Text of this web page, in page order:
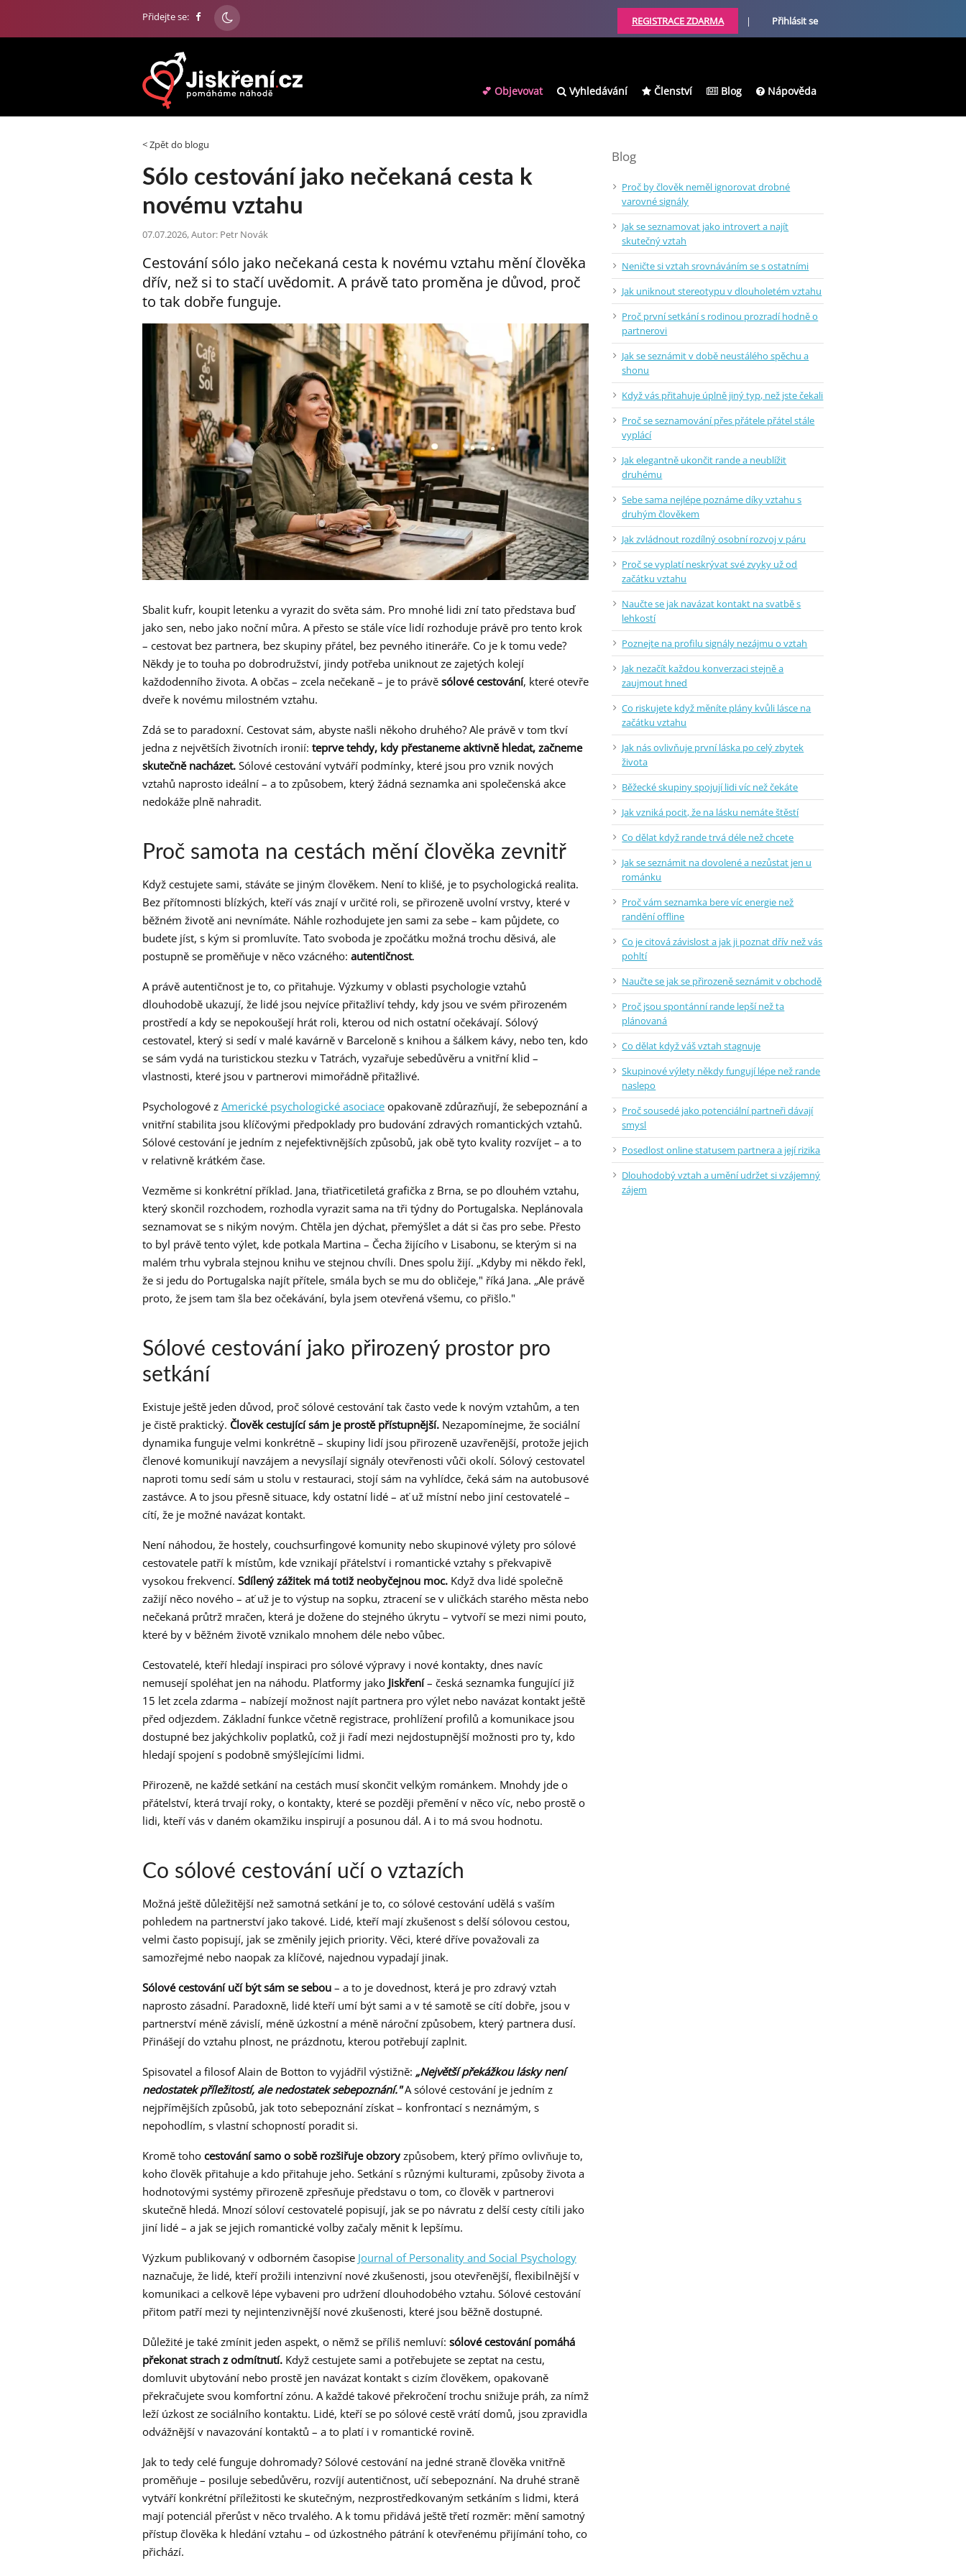
Přidejte se: REGISTRACE ZDARMA | Přihlásit se
💕 Objevovat Vyhledávání Členství Blog Nápověda
< Zpět do blogu
Sólo cestování jako nečekaná cesta k
novému vztahu
07.07.2026, Autor: Petr Novák
Cestování sólo jako nečekaná cesta k novému vztahu mění člověka
dřív, než si to stačí uvědomit. A právě tato proměna je důvod, proč
to tak dobře funguje.
Sbalit kufr, koupit letenku a vyrazit do světa sám. Pro mnohé lidi zní tato představa buď
jako sen, nebo jako noční můra. A přesto se stále více lidí rozhoduje právě pro tento krok
– cestovat bez partnera, bez skupiny přátel, bez pevného itineráře. Co je k tomu vede?
Někdy je to touha po dobrodružství, jindy potřeba uniknout ze zajetých kolejí
každodenního života. A občas – zcela nečekaně – je to právě sólové cestování, které otevře
dveře k novému milostném vztahu.
Zdá se to paradoxní. Cestovat sám, abyste našli někoho druhého? Ale právě v tom tkví
jedna z největších životních ironií: teprve tehdy, kdy přestaneme aktivně hledat, začneme
skutečně nacházet. Sólové cestování vytváří podmínky, které jsou pro vznik nových
vztahů naprosto ideální – a to způsobem, který žádná seznamka ani společenská akce
nedokáže plně nahradit.
Proč samota na cestách mění člověka zevnitř
Když cestujete sami, stáváte se jiným člověkem. Není to klišé, je to psychologická realita.
Bez přítomnosti blízkých, kteří vás znají v určité roli, se přirozeně uvolní vrstvy, které v
běžném životě ani nevnímáte. Náhle rozhodujete jen sami za sebe – kam půjdete, co
budete jíst, s kým si promluvíte. Tato svoboda je zpočátku možná trochu děsivá, ale
postupně se proměňuje v něco vzácného: autentičnost.
A právě autentičnost je to, co přitahuje. Výzkumy v oblasti psychologie vztahů
dlouhodobě ukazují, že lidé jsou nejvíce přitažliví tehdy, kdy jsou ve svém přirozeném
prostředí a kdy se nepokoušejí hrát roli, kterou od nich ostatní očekávají. Sólový
cestovatel, který si sedí v malé kavárně v Barceloně s knihou a šálkem kávy, nebo ten, kdo
se sám vydá na turistickou stezku v Tatrách, vyzařuje sebedůvěru a vnitřní klid –
vlastnosti, které jsou v partnerovi mimořádně přitažlivé.
Psychologové z Americké psychologické asociace opakovaně zdůrazňují, že sebepoznání a
vnitřní stabilita jsou klíčovými předpoklady pro budování zdravých romantických vztahů.
Sólové cestování je jedním z nejefektivnějších způsobů, jak obě tyto kvality rozvíjet – a to
v relativně krátkém čase.
Vezměme si konkrétní příklad. Jana, třiatřicetiletá grafička z Brna, se po dlouhém vztahu,
který skončil rozchodem, rozhodla vyrazit sama na tři týdny do Portugalska. Neplánovala
seznamovat se s nikým novým. Chtěla jen dýchat, přemýšlet a dát si čas pro sebe. Přesto
to byl právě tento výlet, kde potkala Martina – Čecha žijícího v Lisabonu, se kterým si na
malém trhu vybrala stejnou knihu ve stejnou chvíli. Dnes spolu žijí. „Kdyby mi někdo řekl,
že si jedu do Portugalska najít přítele, smála bych se mu do obličeje," říká Jana. „Ale právě
proto, že jsem tam šla bez očekávání, byla jsem otevřená všemu, co přišlo."
Sólové cestování jako přirozený prostor pro
setkání
Existuje ještě jeden důvod, proč sólové cestování tak často vede k novým vztahům, a ten
je čistě praktický. Člověk cestující sám je prostě přístupnější. Nezapomínejme, že sociální
dynamika funguje velmi konkrétně – skupiny lidí jsou přirozeně uzavřenější, protože jejich
členové komunikují navzájem a nevysílají signály otevřenosti vůči okolí. Sólový cestovatel
naproti tomu sedí sám u stolu v restauraci, stojí sám na vyhlídce, čeká sám na autobusové
zastávce. A to jsou přesně situace, kdy ostatní lidé – ať už místní nebo jiní cestovatelé –
cítí, že je možné navázat kontakt.
Není náhodou, že hostely, couchsurfingové komunity nebo skupinové výlety pro sólové
cestovatele patří k místům, kde vznikají přátelství i romantické vztahy s překvapivě
vysokou frekvencí. Sdílený zážitek má totiž neobyčejnou moc. Když dva lidé společně
zažijí něco nového – ať už je to výstup na sopku, ztracení se v uličkách starého města nebo
nečekaná průtrž mračen, která je dožene do stejného úkrytu – vytvoří se mezi nimi pouto,
které by v běžném životě vznikalo mnohem déle nebo vůbec.
Cestovatelé, kteří hledají inspiraci pro sólové výpravy i nové kontakty, dnes navíc
nemusejí spoléhat jen na náhodu. Platformy jako Jiskření– česká seznamka fungující již
15 let zcela zdarma – nabízejí možnost najít partnera pro výlet nebo navázat kontakt ještě
před odjezdem. Základní funkce včetně registrace, prohlížení profilů a komunikace jsou
dostupné bez jakýchkoliv poplatků, což ji řadí mezi nejdostupnější možnosti pro ty, kdo
hledají spojení s podobně smýšlejícími lidmi.
Přirozeně, ne každé setkání na cestách musí skončit velkým románkem. Mnohdy jde o
přátelství, která trvají roky, o kontakty, které se později přemění v něco víc, nebo prostě o
lidi, kteří vás v daném okamžiku inspirují a posunou dál. A i to má svou hodnotu.
Co sólové cestování učí o vztazích
Možná ještě důležitější než samotná setkání je to, co sólové cestování udělá s vaším
pohledem na partnerství jako takové. Lidé, kteří mají zkušenost s delší sólovou cestou,
velmi často popisují, jak se změnily jejich priority. Věci, které dříve považovali za
samozřejmé nebo naopak za klíčové, najednou vypadají jinak.
Sólové cestování učí být sám se sebou – a to je dovednost, která je pro zdravý vztah
naprosto zásadní. Paradoxně, lidé kteří umí být sami a v té samotě se cítí dobře, jsou v
partnerství méně závislí, méně úzkostní a méně nároční způsobem, který partnera dusí.
Přinášejí do vztahu plnost, ne prázdnotu, kterou potřebují zaplnit.
Spisovatel a filosof Alain de Botton to vyjádřil výstižně: „Největší překážkou lásky není
nedostatek příležitostí, ale nedostatek sebepoznání."A sólové cestování je jedním z
nejpřímějších způsobů, jak toto sebepoznání získat – konfrontací s neznámým, s
nepohodlím, s vlastní schopností poradit si.
Kromě toho cestování samo o sobě rozšiřuje obzoryzpůsobem, který přímo ovlivňuje to,
koho člověk přitahuje a kdo přitahuje jeho. Setkání s různými kulturami, způsoby života a
hodnotovými systémy přirozeně zpřesňuje představu o tom, co člověk v partnerovi
skutečně hledá. Mnozí sóloví cestovatelé popisují, jak se po návratu z delší cesty cítili jako
jiní lidé – a jak se jejich romantické volby začaly měnit k lepšímu.
Výzkum publikovaný v odborném časopise Journal of Personality and Social Psychology
naznačuje, že lidé, kteří prožili intenzivní nové zkušenosti, jsou otevřenější, flexibilnější v
komunikaci a celkově lépe vybaveni pro udržení dlouhodobého vztahu. Sólové cestování
přitom patří mezi ty nejintenzivnější nové zkušenosti, které jsou běžně dostupné.
Důležité je také zmínit jeden aspekt, o němž se příliš nemluví: sólové cestování pomáhá
překonat strach z odmítnutí. Když cestujete sami a potřebujete se zeptat na cestu,
domluvit ubytování nebo prostě jen navázat kontakt s cizím člověkem, opakovaně
překračujete svou komfortní zónu. A každé takové překročení trochu snižuje práh, za nímž
leží úzkost ze sociálního kontaktu. Lidé, kteří se po sólové cestě vrátí domů, jsou zpravidla
odvážnější v navazování kontaktů – a to platí i v romantické rovině.
Jak to tedy celé funguje dohromady? Sólové cestování na jedné straně člověka vnitřně
proměňuje – posiluje sebedůvěru, rozvíjí autentičnost, učí sebepoznání. Na druhé straně
vytváří konkrétní příležitosti ke skutečným, nezprostředkovaným setkáním s lidmi, která
mají potenciál přerůst v něco trvalého. A k tomu přidává ještě třetí rozměr: mění samotný
přístup člověka k hledání vztahu – od úzkostného pátrání k otevřenému přijímání toho, co
přichází.
Blog
Proč by člověk neměl ignorovat drobné
varovné signály
Jak se seznamovat jako introvert a najít
skutečný vztah
Neničte si vztah srovnáváním se s ostatními
Jak uniknout stereotypu v dlouholetém vztahu
Proč první setkání s rodinou prozradí hodně o
partnerovi
Jak se seznámit v době neustálého spěchu a
shonu
Když vás přitahuje úplně jiný typ, než jste čekali
Proč se seznamování přes přátele přátel stále
vyplácí
Jak elegantně ukončit rande a neublížit
druhému
Sebe sama nejlépe poznáme díky vztahu s
druhým člověkem
Jak zvládnout rozdílný osobní rozvoj v páru
Proč se vyplatí neskrývat své zvyky už od
začátku vztahu
Naučte se jak navázat kontakt na svatbě s
lehkostí
Poznejte na profilu signály nezájmu o vztah
Jak nezačít každou konverzaci stejně a
zaujmout hned
Co riskujete když měníte plány kvůli lásce na
začátku vztahu
Jak nás ovlivňuje první láska po celý zbytek
života
Běžecké skupiny spojují lidi víc než čekáte
Jak vzniká pocit, že na lásku nemáte štěstí
Co dělat když rande trvá déle než chcete
Jak se seznámit na dovolené a nezůstat jen u
románku
Proč vám seznamka bere víc energie než
randění offline
Co je citová závislost a jak ji poznat dřív než vás
pohltí
Naučte se jak se přirozeně seznámit v obchodě
Proč jsou spontánní rande lepší než ta
plánovaná
Co dělat když váš vztah stagnuje
Skupinové výlety někdy fungují lépe než rande
naslepo
Proč sousedé jako potenciální partneři dávají
smysl
Posedlost online statusem partnera a její rizika
Dlouhodobý vztah a umění udržet si vzájemný
zájem